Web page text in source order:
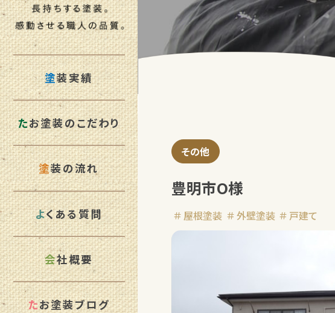
塗装実績
たお塗装のこだわり
塗装の流れ
よくある質問
会社概要
たお塗装ブログ
その他
豊明市O様
屋根塗装 外壁塗装 戸建て